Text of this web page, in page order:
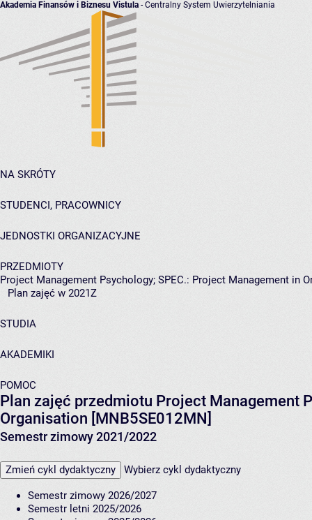
Akademia Finansów i Biznesu Vistula - Centralny System Uwierzytelniania
NA SKRÓTY
STUDENCI, PRACOWNICY
JEDNOSTKI ORGANIZACYJNE
PRZEDMIOTY
Project Management Psychology; SPEC.: Project Management in
Plan zajęć w 2021Z
STUDIA
AKADEMIKI
POMOC
Plan zajęć przedmiotu Project Management
Organisation [MNB5SE012MN]
Semestr zimowy 2021/2022
Zmień cykl dydaktyczny Wybierz cykl dydaktyczny
Semestr zimowy 2026/2027
Semestr letni 2025/2026